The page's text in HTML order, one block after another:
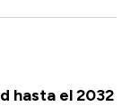
hasta el 2032